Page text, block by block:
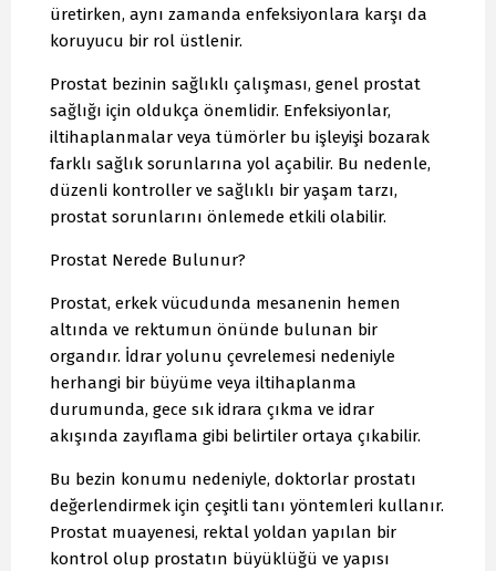
üretirken, aynı zamanda enfeksiyonlara karşı da
koruyucu bir rol üstlenir.
Prostat bezinin sağlıklı çalışması, genel prostat
sağlığı için oldukça önemlidir. Enfeksiyonlar,
iltihaplanmalar veya tümörler bu işleyişi bozarak
farklı sağlık sorunlarına yol açabilir. Bu nedenle,
düzenli kontroller ve sağlıklı bir yaşam tarzı,
prostat sorunlarını önlemede etkili olabilir.
Prostat Nerede Bulunur?
Prostat, erkek vücudunda mesanenin hemen
altında ve rektumun önünde bulunan bir
organdır. İdrar yolunu çevrelemesi nedeniyle
herhangi bir büyüme veya iltihaplanma
durumunda, gece sık idrara çıkma ve idrar
akışında zayıflama gibi belirtiler ortaya çıkabilir.
Bu bezin konumu nedeniyle, doktorlar prostatı
değerlendirmek için çeşitli tanı yöntemleri kullanır.
Prostat muayenesi, rektal yoldan yapılan bir
kontrol olup prostatın büyüklüğü ve yapısı